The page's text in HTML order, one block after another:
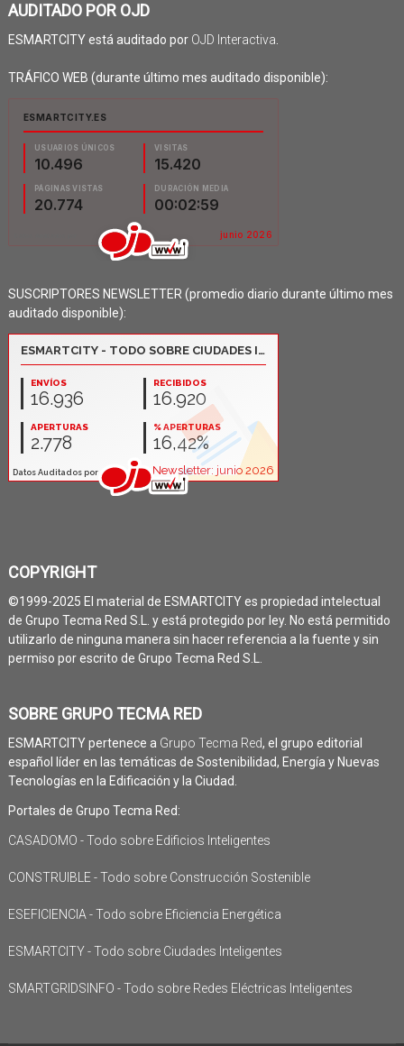
AUDITADO POR OJD
ESMARTCITY está auditado por OJD Interactiva.
TRÁFICO WEB (durante último mes auditado disponible):
SUSCRIPTORES NEWSLETTER (promedio diario durante último mes
auditado disponible):
COPYRIGHT
©1999-2025 El material de ESMARTCITY es propiedad intelectual
de Grupo Tecma Red S.L. y está protegido por ley. No está permitido
utilizarlo de ninguna manera sin hacer referencia a la fuente y sin
permiso por escrito de Grupo Tecma Red S.L.
SOBRE GRUPO TECMA RED
ESMARTCITY pertenece a Grupo Tecma Red, el grupo editorial
español líder en las temáticas de Sostenibilidad, Energía y Nuevas
Tecnologías en la Edificación y la Ciudad.
Portales de Grupo Tecma Red:
CASADOMO - Todo sobre Edificios Inteligentes
CONSTRUIBLE - Todo sobre Construcción Sostenible
ESEFICIENCIA - Todo sobre Eficiencia Energética
ESMARTCITY - Todo sobre Ciudades Inteligentes
SMARTGRIDSINFO - Todo sobre Redes Eléctricas Inteligentes